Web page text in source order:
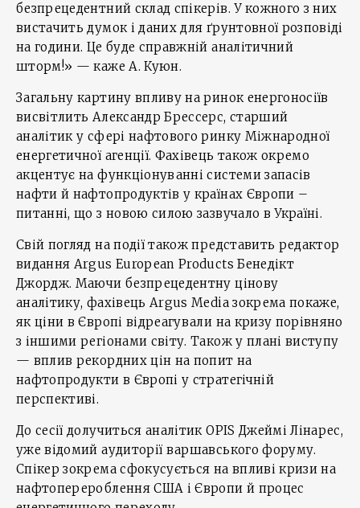
безпрецедентний склад спікерів. У кожного з них
вистачить думок і даних для ґрунтовної розповіді
на години. Це буде справжній аналітичний
шторм!» — каже А. Куюн.
Загальну картину впливу на ринок енергоносіїв
висвітлить Александр Брессерс, старший
аналітик у сфері нафтового ринку Міжнародної
енергетичної агенції. Фахівець також окремо
акцентує на функціонуванні системи запасів
нафти й нафтопродуктів у країнах Європи –
питанні, що з новою силою зазвучало в Україні.
Свій погляд на події також представить редактор
видання Argus European Products Бенедікт
Джордж. Маючи безпрецедентну цінову
аналітику, фахівець Argus Media зокрема покаже,
як ціни в Європі відреагували на кризу порівняно
з іншими регіонами світу. Також у плані виступу
— вплив рекордних цін на попит на
нафтопродукти в Європі у стратегічній
перспективі.
До сесії долучиться аналітик OPIS Джеймі Лінарес,
уже відомий аудиторії варшавського форуму.
Спікер зокрема сфокусується на впливі кризи на
нафтоперероблення США і Європи й процес